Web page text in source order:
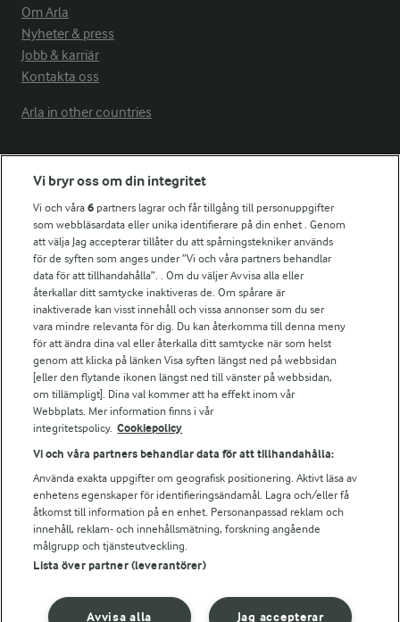
Om Arla
Nyheter & press
Jobb & karriär
Kontakta oss
Arla in other countries
Fler Arlasajter
För ägare
Arlas kundportal
Arla.com
Falbygdens Ost
Arla webbshop
Bildbank
Följ oss
© 2026 Arla Foods
Vi bryr oss om din integritet
Vi och våra6 partners lagrar och får tillgång till personuppgifter
som webbläsardata eller unika identifierare på din enhet . Genom
att välja Jag accepterar tillåter du att spårningstekniker används
för de syften som anges under ”Vi och våra partners behandlar
data för att tillhandahålla”. . Om du väljer Avvisa alla eller
återkallar ditt samtycke inaktiveras de. Om spårare är
inaktiverade kan visst innehåll och vissa annonser som du ser
vara mindre relevanta för dig. Du kan återkomma till denna meny
för att ändra dina val eller återkalla ditt samtycke när som helst
genom att klicka på länken Visa syften längst ned på webbsidan
[eller den flytande ikonen längst ned till vänster på webbsidan,
om tillämpligt]. Dina val kommer att ha effekt inom vår
Webbplats. Mer information finns i vår
integritetspolicy. Cookiepolicy
Vi och våra partners behandlar data för att tillhandahålla:
Använda exakta uppgifter om geografisk positionering. Aktivt läsa av
enhetens egenskaper för identifieringsändamål. Lagra och/eller få
åtkomst till information på en enhet. Personanpassad reklam och
innehåll, reklam- och innehållsmätning, forskning angående
målgrupp och tjänsteutveckling.
Lista över partner (leverantörer)
Jag accepterar
Avvisa alla